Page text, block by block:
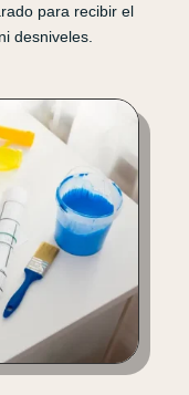
para recibir el
desniveles.